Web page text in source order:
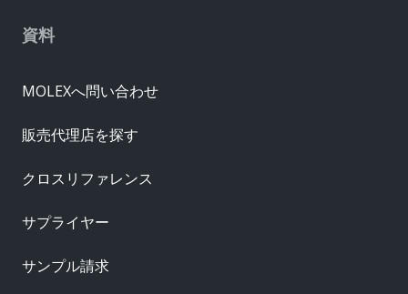
資料
MOLEXへ問い合わせ
販売代理店を探す
クロスリファレンス
サプライヤー
サンプル請求